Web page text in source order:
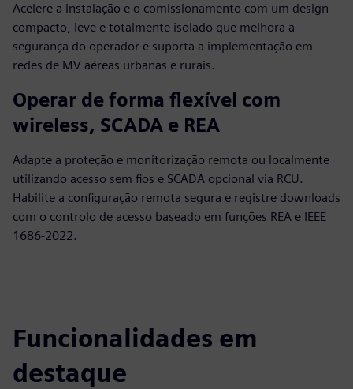
Acelere a instalação e o comissionamento com um design
compacto, leve e totalmente isolado que melhora a
segurança do operador e suporta a implementação em
redes de MV aéreas urbanas e rurais.
Operar de forma flexível com
wireless, SCADA e REA
Adapte a proteção e monitorização remota ou localmente
utilizando acesso sem fios e SCADA opcional via RCU.
Habilite a configuração remota segura e registre downloads
com o controlo de acesso baseado em funções REA e IEEE
1686‑2022.
Funcionalidades em
destaque